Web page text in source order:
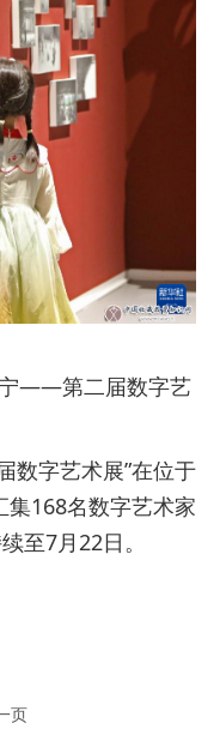
——第二届数字艺
字艺术展”在位于
168名数字艺术家
至7月22日。
页